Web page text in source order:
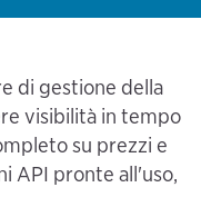
di gestione della
visibilità in tempo
su prezzi e
API pronte all'uso,